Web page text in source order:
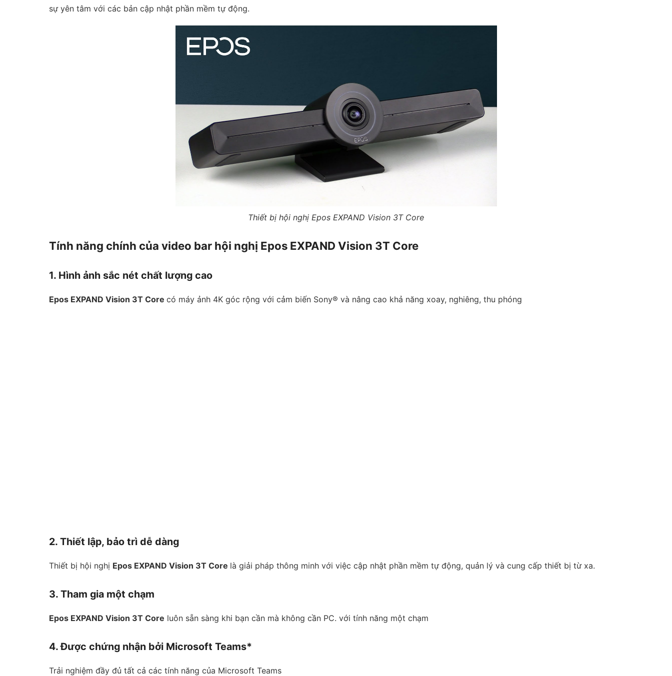
sự yên tâm với các bản cập nhật phần mềm tự động.
Thiết bị hội nghị Epos EXPAND Vision 3T Core
Tính năng chính của video bar hội nghị Epos EXPAND Vision 3T Core
1. Hình ảnh sắc nét chất lượng cao
Epos EXPAND Vision 3T Core có máy ảnh 4K góc rộng với cảm biến Sony® và nâng cao khả năng xoay, nghiêng, thu phóng
2. Thiết lập, bảo trì dễ dàng
Thiết bị hội nghị Epos EXPAND Vision 3T Core là giải pháp thông minh với việc cập nhật phần mềm tự động, quản lý và cung cấp thiết bị từ xa.
3. Tham gia một chạm
Epos EXPAND Vision 3T Core luôn sẵn sàng khi bạn cần mà không cần PC. với tính năng một chạm
4. Được chứng nhận bởi Microsoft Teams*
Trải nghiệm đầy đủ tất cả các tính năng của Microsoft Teams